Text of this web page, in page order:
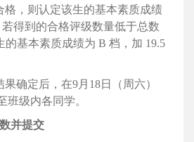
格，则认定该生的基本素质成绩
得到的合格评级数量低于总数
的基本素质成绩为 B 档，加 19.5
确定后，在9月18日（周六）
班级内各同学。
并提交